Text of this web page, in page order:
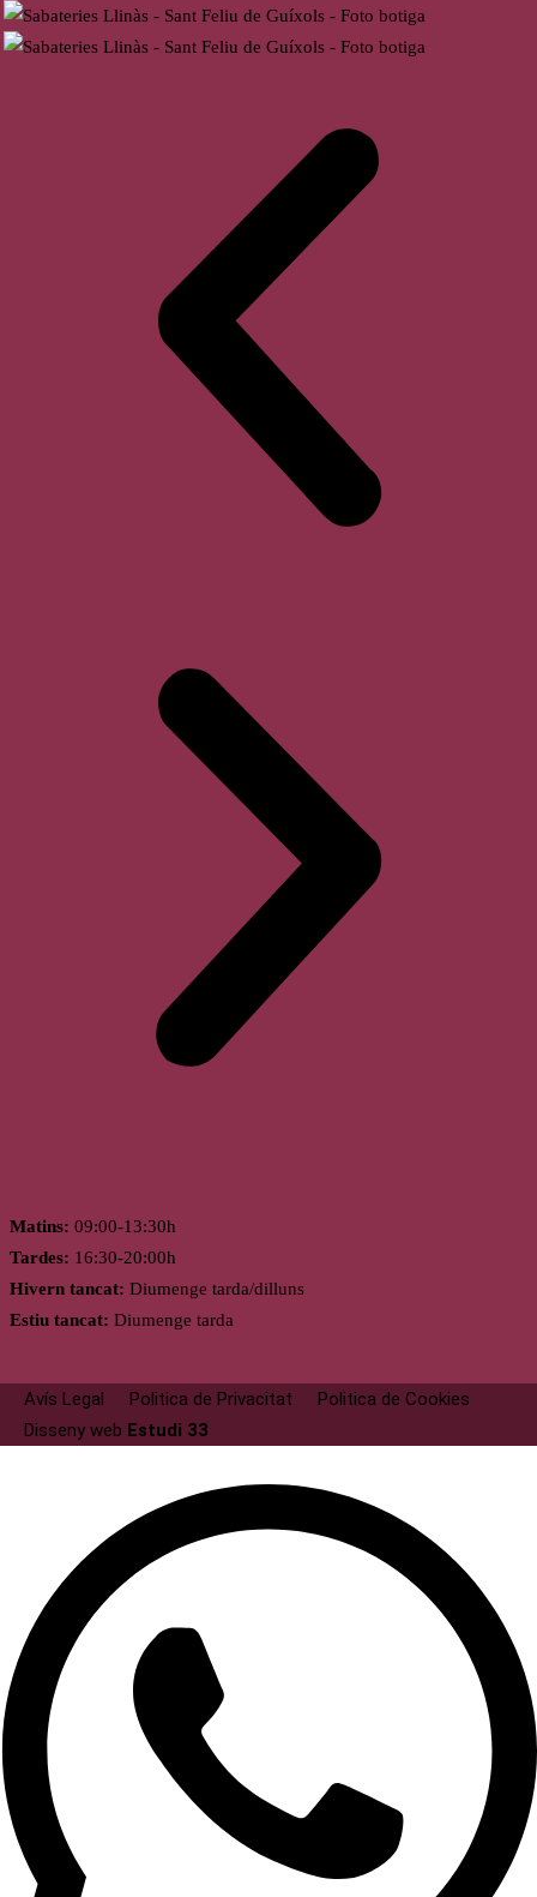
Matins: 09:00-13:30h
Tardes: 16:30-20:00h
Hivern tancat: Diumenge tarda/dilluns
Estiu tancat: Diumenge tarda
Avís Legal Politica de Privacitat
Politica de Cookies
Disseny web Estudi 33